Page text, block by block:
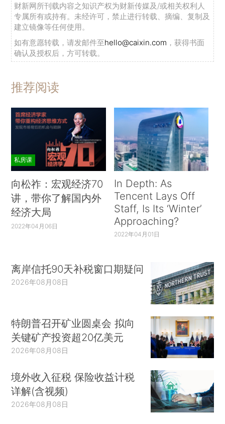
财新网所刊载内容之知识产权为财新传媒及/或相关权利人
专属所有或持有。未经许可，禁止进行转载、摘编、复制及
建立镜像等任何使用。
如有意愿转载，请发邮件至hello@caixin.com ，获得书面
确认及授权后，方可转载。
推荐阅读
私房课
向松祚：宏观经济70
讲，带你了解国内外
经济大局
2022年04月06日
In Depth: As
Tencent Lays Off
Staff, Is Its ‘Winter’
Approaching?
2022年04月01日
离岸信托90天补税窗口期疑问
2026年08月08日
特朗普召开矿业圆桌会 拟向
关键矿产投资超20亿美元
2026年08月08日
境外收入征税 保险收益计税
详解(含视频)
2026年08月08日